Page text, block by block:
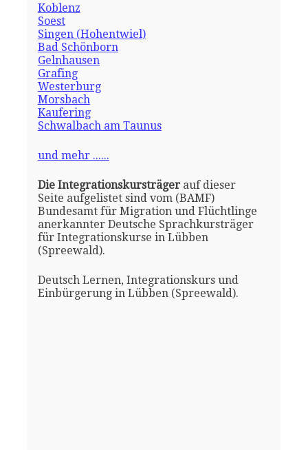
Koblenz
Soest
Singen (Hohentwiel)
Bad Schönborn
Gelnhausen
Grafing
Westerburg
Morsbach
Kaufering
Schwalbach am Taunus
und mehr ......
Die Integrationskursträgerauf dieser
Seite aufgelistet sind vom (BAMF)
Bundesamt für Migration und Flüchtlinge
anerkannter Deutsche Sprachkursträger
für Integrationskurse in Lübben
(Spreewald).
Deutsch Lernen, Integrationskurs und
Einbürgerung in Lübben (Spreewald).